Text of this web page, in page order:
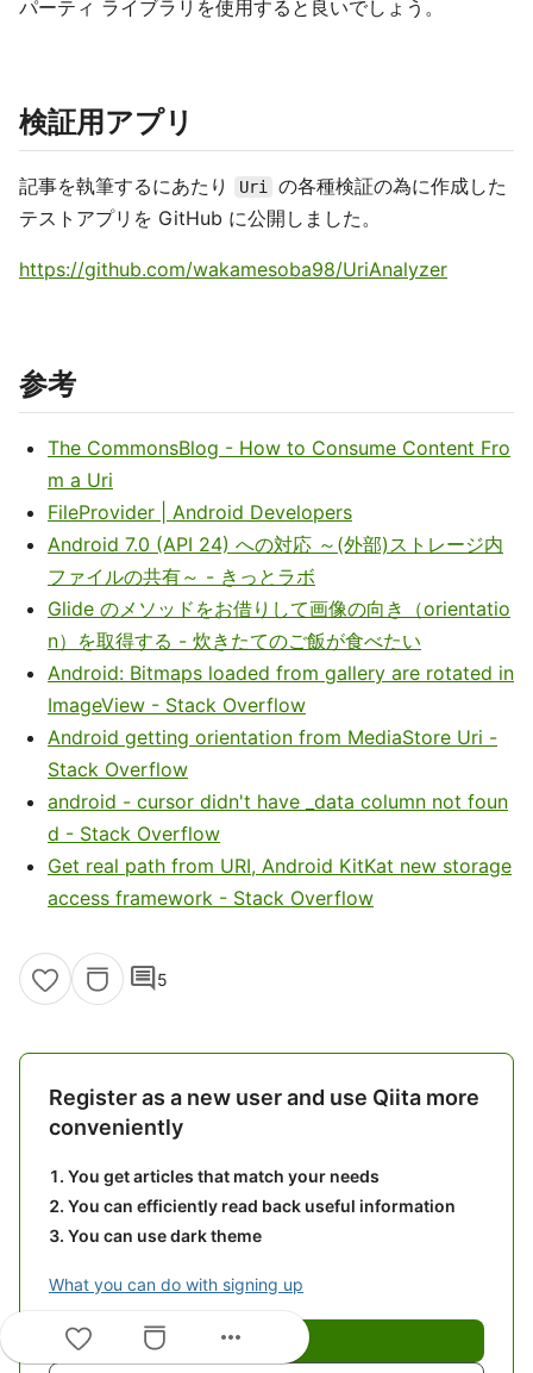
パーティ ライブラリを使用すると良いでしょう。
検証用アプリ
記事を執筆するにあたり Uri
の各種検証の為に作成した
テストアプリを GitHub に公開しました。
https://github.com/wakamesoba98/UriAnalyzer
参考
The CommonsBlog - How to Consume Content Fro
m a Uri
FileProvider | Android Developers
Android 7.0 (API 24) への対応 ～(外部)ストレージ内
ファイルの共有～ - きっとラボ
Glide のメソッドをお借りして画像の向き（orientatio
n）を取得する - 炊きたてのご飯が食べたい
Android: Bitmaps loaded from gallery are rotated in
ImageView - Stack Overflow
Android getting orientation from MediaStore Uri -
Stack Overflow
android - cursor didn't have _data column not foun
d - Stack Overflow
Get real path from URI, Android KitKat new storage
access framework - Stack Overflow
comment5
Register as a new user and use Qiita more
conveniently
You get articles that match your needs
You can efficiently read back useful information
You can use dark theme
What you can do with signing up
Sign up
more_horiz